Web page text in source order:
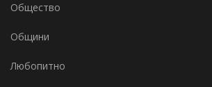
Общество
Общини
Любопитно